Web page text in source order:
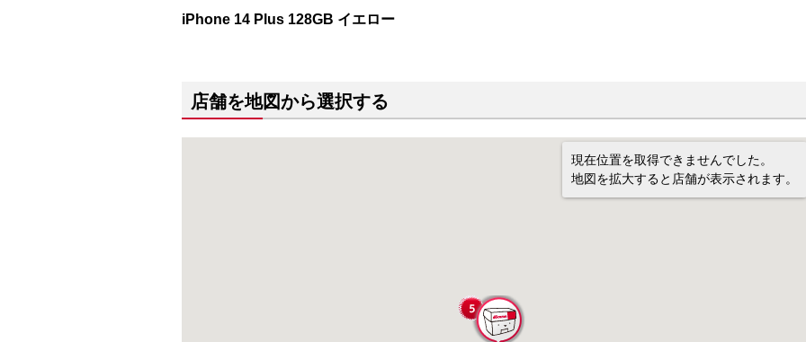
iPhone 14 Plus 128GB イエロー
店舗を地図から選択する
現在位置を取得できませんでした。
地図を拡大すると店舗が表示されます。